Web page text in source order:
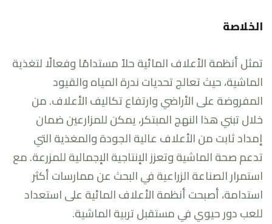
الخلاصة
تمثل أنظمة الأعلاف المائية حلاً مستدامًا وفعالًا لتغذية
الماشية، حيث تعالج تحديات ندرة المياه والقيود
المفروضة على الأراضي وارتفاع تكاليف الأعلاف. من
خلال تبني هذا النهج المبتكر، يمكن للمزارعين ضمان
إمداد ثابت من الأعلاف عالية الجودة والمغذية التي
تدعم صحة الماشية وتعزز الإنتاجية الإجمالية للمزرعة. مع
استمرار الصناعة الزراعية في البحث عن ممارسات أكثر
استدامة، أصبحت أنظمة الأعلاف المائية على استعداد
للعب دور حيوي في مستقبل تربية الماشية.